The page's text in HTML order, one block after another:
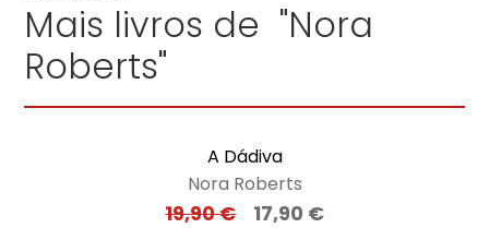
Mais livros de "Nora
Roberts"
A Dádiva
Nora Roberts
19,90€ 17,90 €